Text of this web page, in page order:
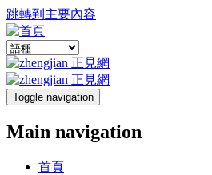
跳轉到主要內容
Toggle navigation
Main navigation
首頁